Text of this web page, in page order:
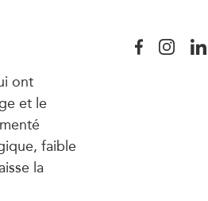
ont
et le
faible
la